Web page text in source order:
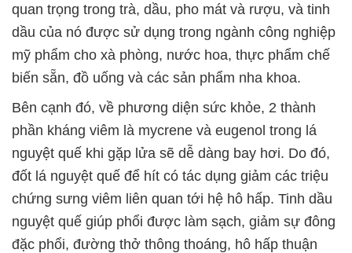
quan trọng trong trà, dầu, pho mát và rượu, và tinh
dầu của nó được sử dụng trong ngành công nghiệp
mỹ phẩm cho xà phòng, nước hoa, thực phẩm chế
biến sẵn, đồ uống và các sản phẩm nha khoa.
Bên cạnh đó, về phương diện sức khỏe, 2 thành
phần kháng viêm là mycrene và eugenol trong lá
nguyệt quế khi gặp lửa sẽ dễ dàng bay hơi. Do đó,
đốt lá nguyệt quế để hít có tác dụng giảm các triệu
chứng sưng viêm liên quan tới hệ hô hấp. Tinh dầu
nguyệt quế giúp phổi được làm sạch, giảm sự đông
đặc phổi, đường thở thông thoáng, hô hấp thuận